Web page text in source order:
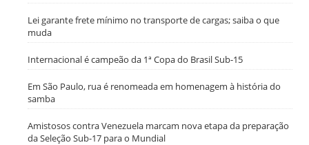
Lei garante frete mínimo no transporte de cargas; saiba o que
muda
Internacional é campeão da 1ª Copa do Brasil Sub-15
Em São Paulo, rua é renomeada em homenagem à história do
samba
Amistosos contra Venezuela marcam nova etapa da preparação
da Seleção Sub-17 para o Mundial